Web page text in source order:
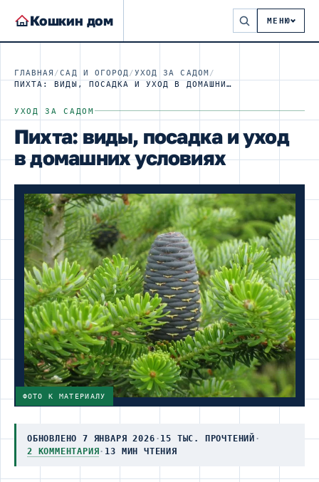
Кошкин дом МЕНЮ
ГЛАВНАЯ /САД И ОГОРОД /УХОД ЗА САДОМ /
ПИХТА: ВИДЫ, ПОСАДКА И УХОД В ДОМАШНИХ УСЛОВИЯХ
УХОД ЗА САДОМ
Пихта: виды, посадка и уход
в домашних условиях
ФОТО К МАТЕРИАЛУ
ОБНОВЛЕНО 7 ЯНВАРЯ 2026 · 15 ТЫС. ПРОЧТЕНИЙ ·
2 КОММЕНТАРИЯ · 13 МИН ЧТЕНИЯ